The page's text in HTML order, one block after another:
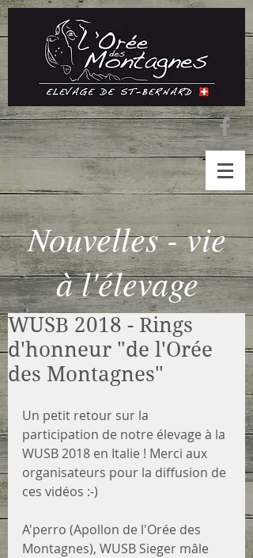
Nouvelles - vie
à l'élevage
WUSB 2018 - Rings
d'honneur "de l'Orée
des Montagnes"
Un petit retour sur la
participation de notre élevage à la
WUSB 2018 en Italie ! Merci aux
organisateurs pour la diffusion de
ces vidéos :-)
A'perro (Apollon de l'Orée des
Montagnes), WUSB Sieger mâle